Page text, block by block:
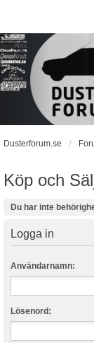
Dusterforum.se
Köp och
Du har inte
Logga in
Användarnamn:
Lösenord: